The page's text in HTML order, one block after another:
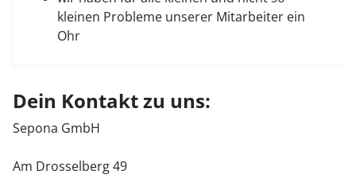
kleinen Probleme unserer Mitarbeiter ein
Ohr
Dein Kontakt zu uns:
Sepona GmbH
Am Drosselberg 49